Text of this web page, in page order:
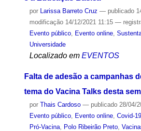
por Larissa Barreto Cruz — publicado
modificação14/12/2021 11:15 —
Evento público, Evento online,
Universidade
Localizado em EVENTOS
Falta de adesão a campanhas
tema do Vacina Talks desta
por Thais Cardoso — publicado28/04/
Evento público, Evento online, Covid-19
Pró-Vacina, Polo Ribeirão Preto,